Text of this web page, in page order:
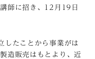
師に招き、12月19日
したことから事業がは
造販売はもとより、近